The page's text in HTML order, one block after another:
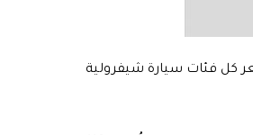
كل فئات سيارة شيفرولية